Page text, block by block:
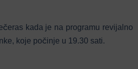
kada je na programu revijalno
koje počinje u 19.30 sati.